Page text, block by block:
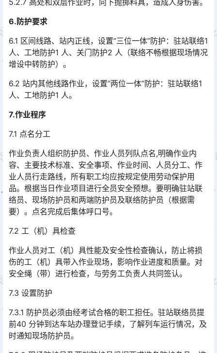
5.2.7 高处和双层作业时，向下抛掷料具，造成人身伤害。
6.防护要求
6.1 区间线路、站内正线，设置“三位一体”防护：驻站联络1
人、工地防护1 人、关门防护2 人（联络不畅根据现场情况
增设中转防护）。
6.2 站内其他线路作业，设置“两位一体”防护：驻站联络1
人、工地防护1 人。
7.作业程序
7.1 点名分工
作业负责人组织防护员、作业人员列队点名,明确作业内
容、主要技术标准、安全事项、作业时间、人员分工、作
业人员行走路线，所有职工均应按规定使用劳动保护用
品。根据当日作业项目进行全员安全预想。要明确驻站联
络员、现场防护员和两端防护员及联络防护员（根据需
要）。点名完成后集体呼口号。󠅅󠅃󠄵󠅂󠄪󠇖󠆨󠆨󠇕󠆞󠆒󠅬󠇘󠆭󠆘󠇙󠆝󠅵󠇗󠆭󠆁󠄐󠇗󠅹󠅸󠇖󠆍󠅳󠇖󠅹󠅰󠇖󠆌󠅹
7.2 工（机）具检查
作业人员对工（机）具性能及安全性检查确认，防止将损
伤的工（机）具带入作业现场，影响作业进度和质量。对
安全绳（带）进行检查，与劳务工负责人共同签认。
7.3 设置防护
7.3.1 防护员必须由经考试合格的职工担任。驻站联络员提
前40 分钟到达车站办理登记手续，了解列车运行情况，及
时通知现场防护员。